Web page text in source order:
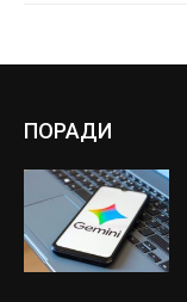
ПОРАДИ